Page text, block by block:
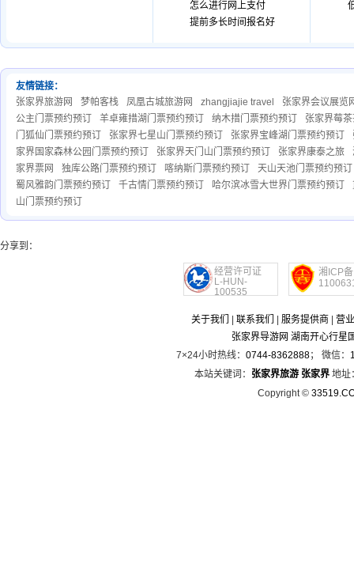
怎么进行网上支付
提前多长时间报名好
友情链接：
张家界旅游网
梦帕客栈 凤凰古城旅游网 zhangjiajie travel
张家界会议展览
公主门票预约预订
羊卓雍措湖门票预约预订 纳木措门票预约预订
张家界莓
门狐仙门票预约预订
张家界七星山门票预约预订 张家界宝峰湖门票预约预订
家界国家森林公园门票预约预订
张家界天门山门票预约预订 张家界康泰之旅
家界票网
独库公路门票预约预订 喀纳斯门票预约预订
天山天池门票预约预订
蜀风雅韵门票预约预订
千古情门票预约预订 哈尔滨冰雪大世界门票预约预订
山门票预约预订
分享到：
经营许可证
L-HUN-
100535
湘ICP备
关于我们 联系我们 服务提供商
营
张家界导游网 湖南开心行星
7×24小时热线： 0744-8362888； 微信：
本站关键词： 张家界旅游 张家界 地址
Copyright ©